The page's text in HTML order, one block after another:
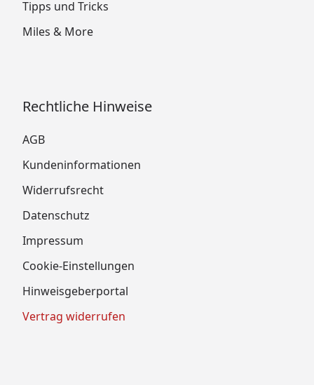
Tipps und Tricks
Miles & More
Rechtliche Hinweise
AGB
Kundeninformationen
Widerrufsrecht
Datenschutz
Impressum
Cookie-Einstellungen
Hinweisgeberportal
Vertrag widerrufen